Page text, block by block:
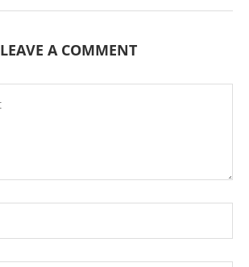
LEAVE A COMMENT